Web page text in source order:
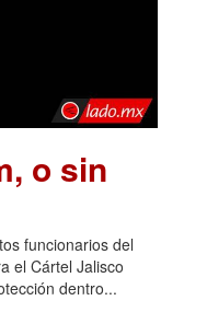
o sin
funcionarios del
el Cártel Jalisco
dentro...